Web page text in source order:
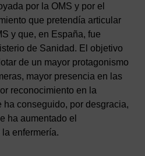
por la OMS y por el
que pretendía articular
y que, en España, fue
de Sanidad. El objetivo
de un mayor protagonismo
mayor presencia en las
reconocimiento en la
conseguido, por desgracia,
ha aumentado el
enfermería.